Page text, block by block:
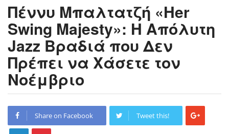
Πέννυ Μπαλτατζή «Her
Swing Majesty»: Η Απόλυτη
Jazz Βραδιά που Δεν
Πρέπει να Χάσετε τον
Νοέμβριο
Share on Facebook Tweet this!